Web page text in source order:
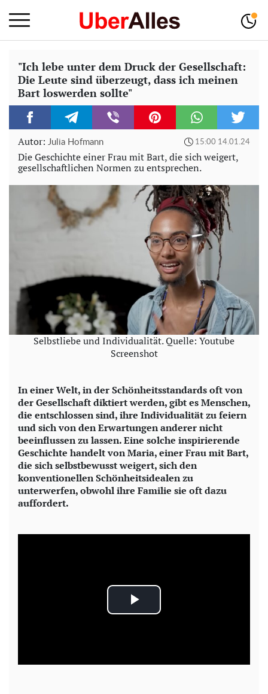
"Ich lebe unter dem Druck der Gesellschaft:
Die Leute sind überzeugt, dass ich meinen
Bart loswerden sollte"
Autor: Julia Hofmann 15:00 14.01.24
Die Geschichte einer Frau mit Bart, die sich weigert,
gesellschaftlichen Normen zu entsprechen.
Selbstliebe und Individualität. Quelle: Youtube
Screenshot
In einer Welt, in der Schönheitsstandards oft von
der Gesellschaft diktiert werden, gibt es Menschen,
die entschlossen sind, ihre Individualität zu feiern
und sich von den Erwartungen anderer nicht
beeinflussen zu lassen. Eine solche inspirierende
Geschichte handelt von Maria, einer Frau mit Bart,
die sich selbstbewusst weigert, sich den
konventionellen Schönheitsidealen zu
unterwerfen, obwohl ihre Familie sie oft dazu
auffordert.
P
a